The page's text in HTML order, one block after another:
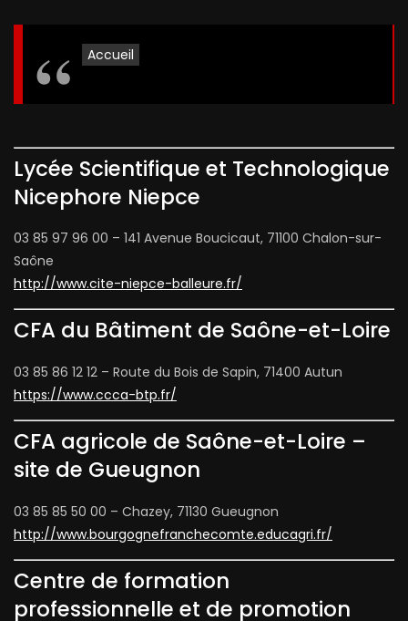
Accueil
Lycée Scientifique et Technologique
Nicephore Niepce
03 85 97 96 00 – 141 Avenue Boucicaut, 71100 Chalon-sur-
Saône
http://www.cite-niepce-balleure.fr/
CFA du Bâtiment de Saône-et-Loire
03 85 86 12 12 – Route du Bois de Sapin, 71400 Autun
https://www.ccca-btp.fr/
CFA agricole de Saône-et-Loire –
site de Gueugnon
03 85 85 50 00 – Chazey, 71130 Gueugnon
http://www.bourgognefranchecomte.educagri.fr/
Centre de formation
professionnelle et de promotion